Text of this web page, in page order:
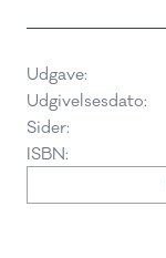
Udgave:
Udgivelsesdato:
Sider:
ISBN: